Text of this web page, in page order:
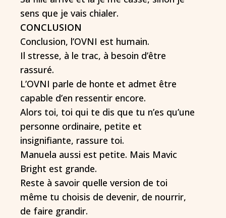
sens que je vais chialer.
CONCLUSION
Conclusion, l’OVNI est humain.
Il stresse, à le trac, à besoin d’être
rassuré.
L’OVNI parle de honte et admet être
capable d’en ressentir encore.
Alors toi, toi qui te dis que tu n’es qu’une
personne ordinaire, petite et
insignifiante, rassure toi.
Manuela aussi est petite. Mais Mavic
Bright est grande.
Reste à savoir quelle version de toi
même tu choisis de devenir, de nourrir,
de faire grandir.